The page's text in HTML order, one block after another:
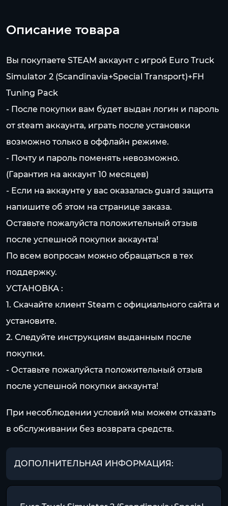
Описание товара
Вы покупаете STEAM аккаунт c игрой Euro Truck
Simulator 2 (Scandinavia+Special Transport)+FH
Tuning Pack
- После покупки вам будет выдан логин и пароль
от steam аккаунта, играть после установки
возможно только в оффлайн режиме.
- Почту и пароль поменять невозможно.
(Гарантия на аккаунт 10 месяцев)
- Если на аккаунте у вас оказалась guard защита
напишите об этом на странице заказа.
Оставьте пожалуйста положительный отзыв
после успешной покупки аккаунта!
По всем вопросам можно обращаться в тех
поддержку.
УСТАНОВКА :
1. Скачайте клиент Steam с официального сайта и
установите.
2. Следуйте инструкциям выданным после
покупки.
- Оставьте пожалуйста положительный отзыв
после успешной покупки аккаунта!
При несоблюдении условий мы можем отказать
в обслуживании без возврата средств.
ДОПОЛНИТЕЛЬНАЯ ИНФОРМАЦИЯ: